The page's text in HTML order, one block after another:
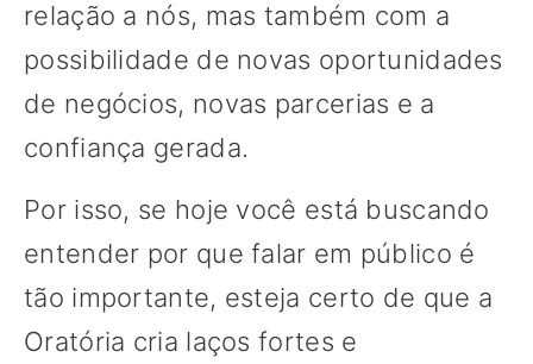
relação a nós, mas também com a
possibilidade de novas oportunidades
de negócios, novas parcerias e a
confiança gerada.
Por isso, se hoje você está buscando
entender por que falar em público é
tão importante, esteja certo de que a
Oratória cria laços fortes e